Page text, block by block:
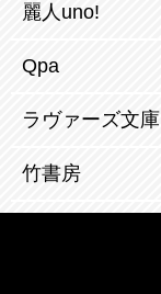
麗人uno!
Qpa
ラヴァーズ文庫
竹書房